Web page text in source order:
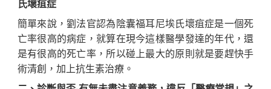
氏壞疽症
簡單來說，劉法官認為陰囊福耳尼埃氏壞疽症是一個死
亡率很高的病症，就算在現今這樣醫學發達的年代，還
是有很高的死亡率，所以碰上最大的原則就是要趕快手
術清創，加上抗生素治療。